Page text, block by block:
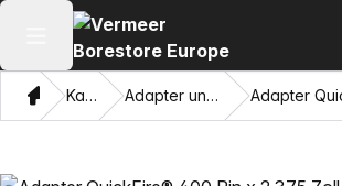
Hauptmenü öffnen
HeimKatalog Adapter und Ziehaugen